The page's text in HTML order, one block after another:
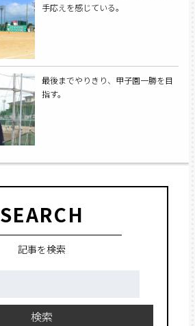
手応えを感じている。
最後までやりきり、甲子園一勝を目
指す。
SEARCH
記事を検索
検索